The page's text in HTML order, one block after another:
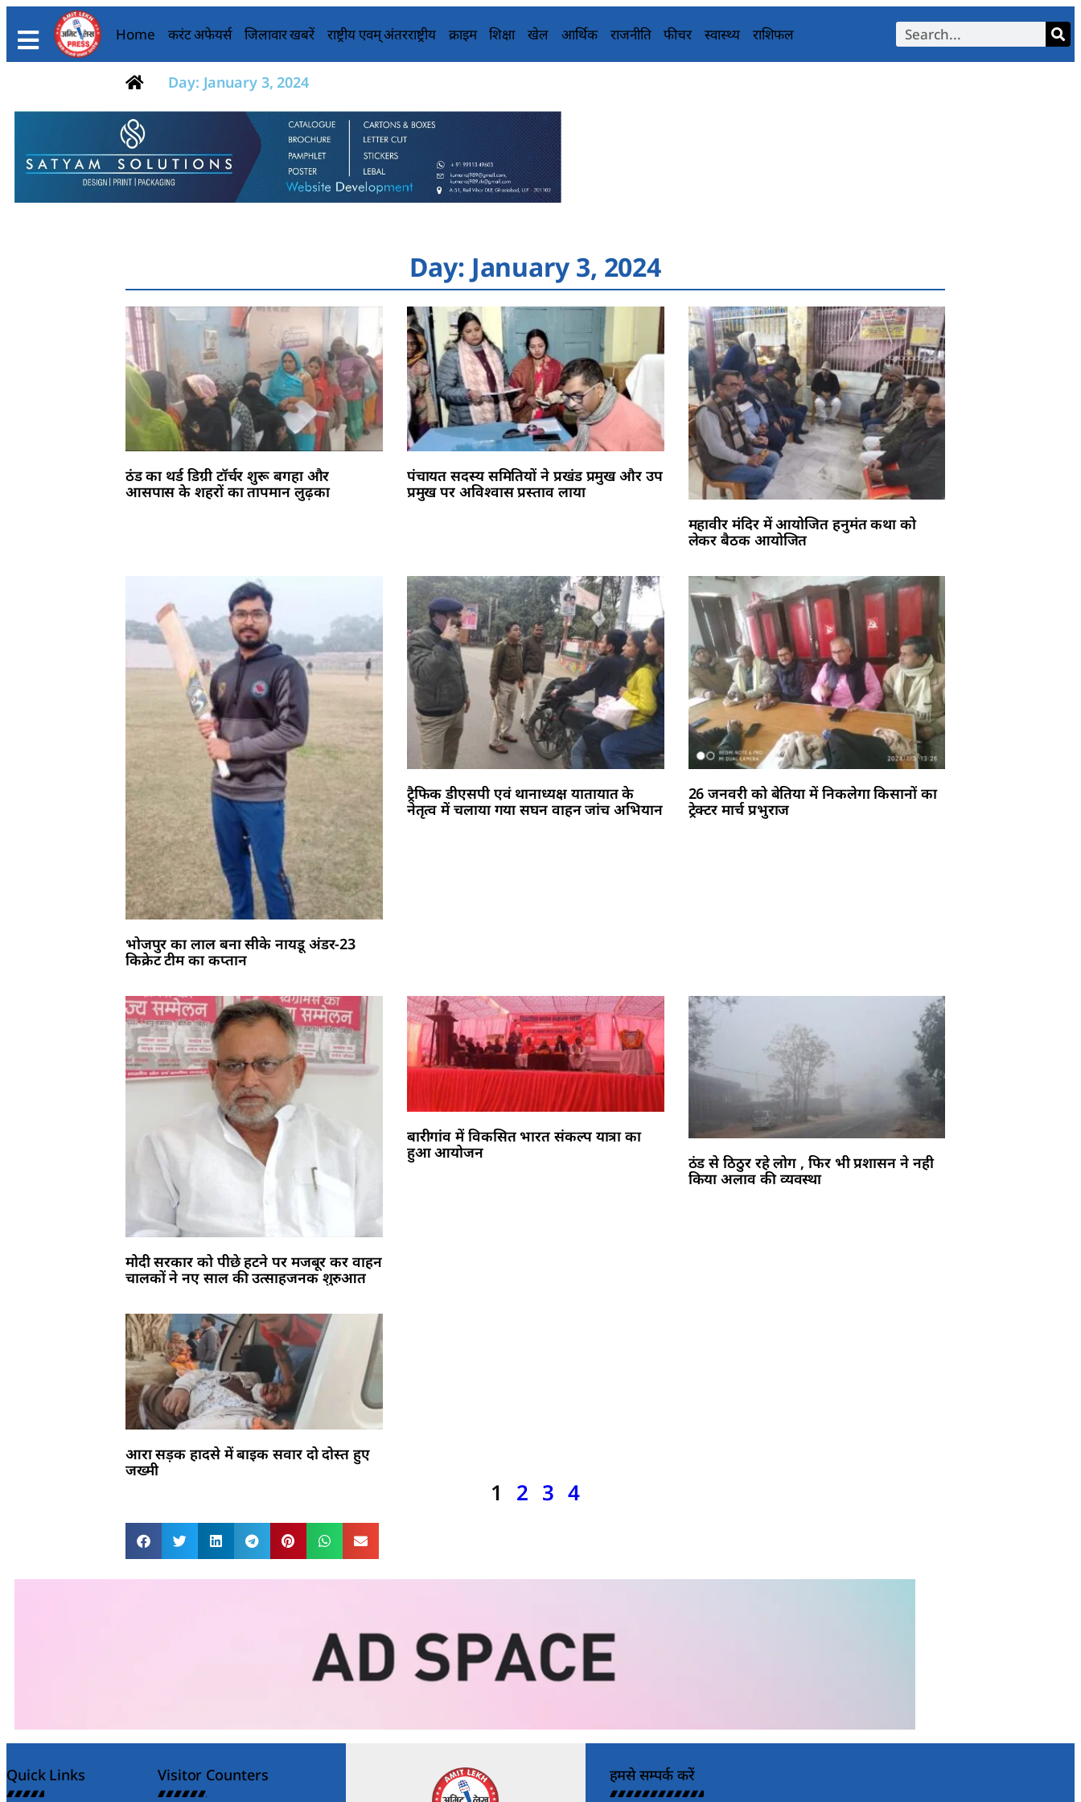
Home करंट अफेयर्स जिलावार खबरें राष्ट्रीय एवम् अंतरराष्ट्रीय क्राइम शिक्षा खेल आर्थिक राजनीति फीचर स्वास्थ्य राशिफल
Day: January 3, 2024
Day: January 3, 2024
ठंड का थर्ड डिग्री टॉर्चर शुरू बगहा और
आसपास के शहरों का तापमान लुढ़का
पंचायत सदस्य समितियों ने प्रखंड प्रमुख और उप
प्रमुख पर अविश्वास प्रस्ताव लाया
महावीर मंदिर में आयोजित हनुमंत कथा को
लेकर बैठक आयोजित
भोजपुर का लाल बना सीके नायडू अंडर-23
किक्रेट टीम का कप्तान
ट्रैफिक डीएसपी एवं थानाध्यक्ष यातायात के
नेतृत्व में चलाया गया सघन वाहन जांच अभियान
26 जनवरी को बेतिया में निकलेगा किसानों का
ट्रेक्टर मार्च प्रभुराज
मोदी सरकार को पीछे हटने पर मजबूर कर वाहन
चालकों ने नए साल की उत्साहजनक शुरुआत
बारीगांव में विकसित भारत संकल्प यात्रा का
हुआ आयोजन
ठंड से ठिठुर रहे लोग , फिर भी प्रशासन ने नही
किया अलाव की व्यवस्था
आरा सड़क हादसे में बाइक सवार दो दोस्त हुए
जख्मी
1 2 3 4
Quick Links Visitor Counters हमसे सम्पर्क करें